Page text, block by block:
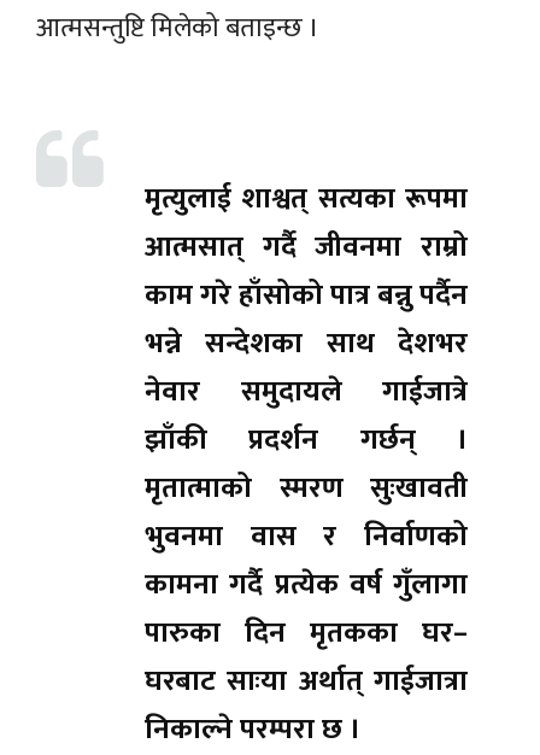
आत्मसन्तुष्टि मिलेको बताइन्छ ।
मृत्युलाई शाश्वत् सत्यका रूपमा
आत्मसात् गर्दै जीवनमा राम्रो
काम गरे हाँसोको पात्र बन्नु पर्दैन
भन्ने सन्देशका साथ देशभर
नेवार समुदायले गाईजात्रे
झाँकी प्रदर्शन गर्छन् ।
मृतात्माको स्मरण सुःखावती
भुवनमा वास र निर्वाणको
कामना गर्दै प्रत्येक वर्ष गुँलागा
पारुका दिन मृतकका घर–
घरबाट साःया अर्थात् गाईजात्रा
निकाल्ने परम्परा छ ।